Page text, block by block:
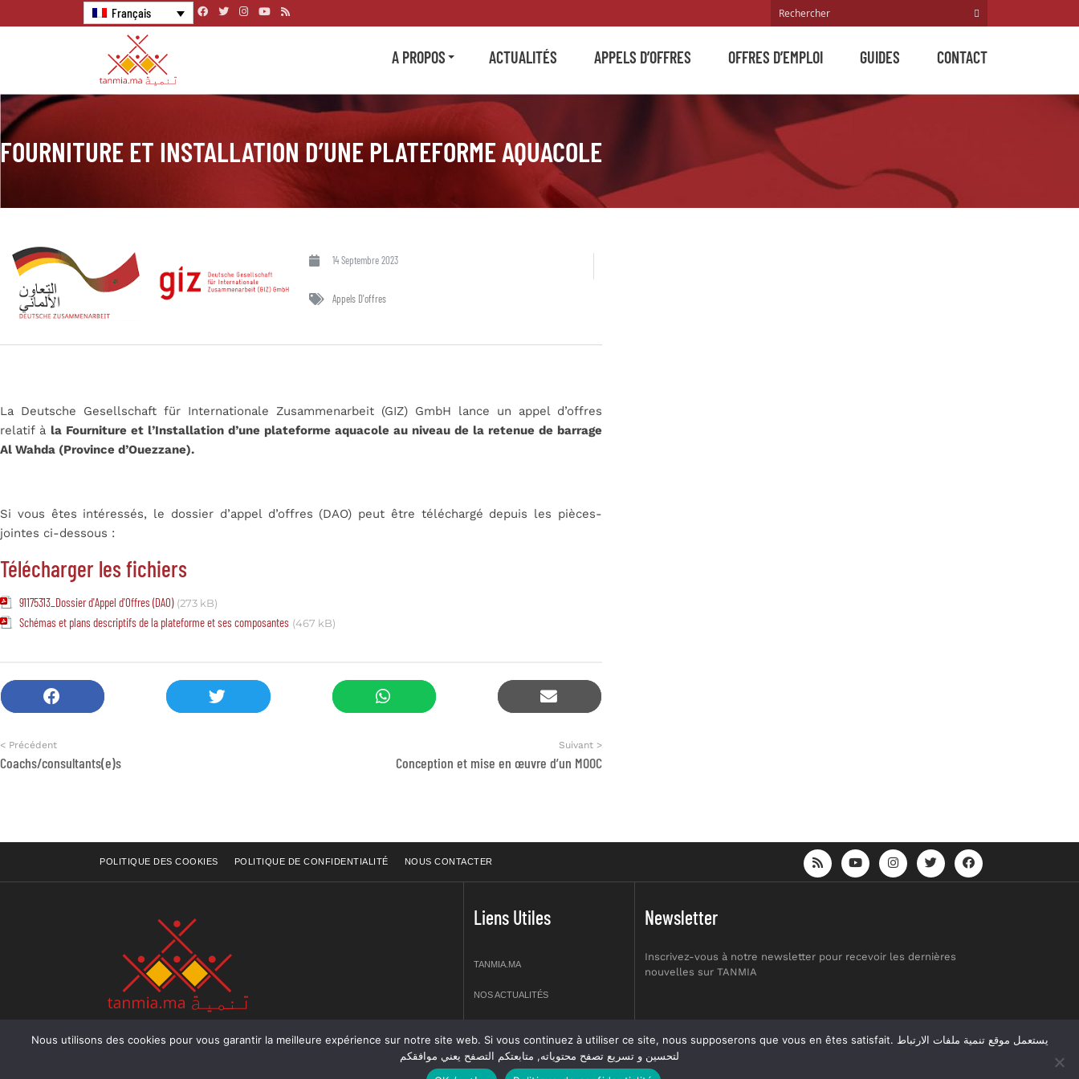
Français
A PROPOS ACTUALITÉS APPELS D’OFFRES OFFRES D’EMPLOI GUIDES CONTACT
FOURNITURE ET INSTALLATION D’UNE PLATEFORME AQUACOLE
14 Septembre 2023
Appels D'offres
La Deutsche Gesellschaft für Internationale Zusammenarbeit (GIZ) GmbH lance un appel d’offres
relatif à la Fourniture et l’Installation d’une plateforme aquacole au niveau de la retenue de barrage
Al Wahda (Province d’Ouezzane).
Si vous êtes intéressés, le dossier d’appel d’offres (DAO) peut être téléchargé depuis les pièces-
jointes ci-dessous :
Télécharger les fichiers
91175313_Dossier d'Appel d'Offres (DAO) (273 kB)
Schémas et plans descriptifs de la plateforme et ses composantes (467 kB)
< Précédent
Coachs/consultants(e)s
Suivant >
Conception et mise en œuvre d’un MOOC
POLITIQUE DES COOKIES POLITIQUE DE CONFIDENTIALITÉ NOUS CONTACTER
Rue Raiss Achour, Résidence Badr A, ler étage, Apprt NO 2,
Liens Utiles
TANMIA.MA
NOS ACTUALITÉS
OFFRES D’EMPLOI
Newsletter
Inscrivez-vous à notre newsletter pour recevoir les dernières
nouvelles sur TANMIA
Nous utilisons des cookies pour vous garantir la meilleure expérience sur notre site web. Si vous continuez à utiliser ce site, nous supposerons que vous en êtes satisfait. يستعمل موقع تنمية ملفات الارتباط
لتحسين و تسريع تصفح محتوياته, متابعتكم التصفح يعني موافقكم